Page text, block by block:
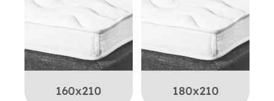
160x210 180x210